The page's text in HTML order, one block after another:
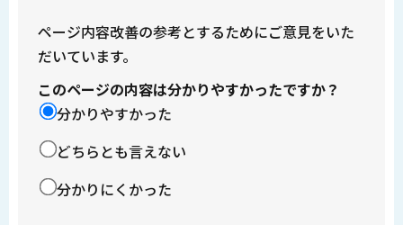
ページ内容改善の参考とするためにご意見をいた
だいています。
このページの内容は分かりやすかったですか？
分かりやすかった
どちらとも言えない
分かりにくかった